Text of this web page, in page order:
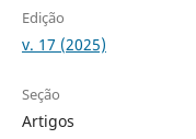
Edição
v. 17 (2025)
Seção
Artigos